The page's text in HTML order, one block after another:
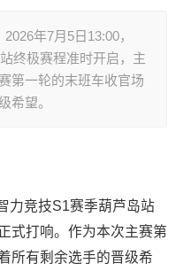
年7月5日13:00，
终极赛程准时开启，主
第一轮的末班车收官场
希望。
力竞技S1赛季葫芦岛站
式打响。作为本次主赛第
所有剩余选手的晋级希